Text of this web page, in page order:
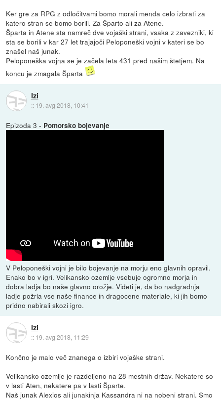
Ker gre za RPG z odločitvami bomo morali menda celo izbrati za
katero stran se bomo borili. Za Šparto ali za Atene.
Šparta in Atene sta namreč dve vojaški strani, vsaka z zavezniki, ki
sta se borili v kar 27 let trajajoči Peloponeški vojni v kateri se bo
znašel naš junak.
Peloponeška vojna se je začela leta 431 pred našim štetjem. Na
koncu je zmagala Šparta
Izi
:: 19. avg 2018, 10:41
Epizoda 3 - Pomorsko bojevanje
V Peloponeški vojni je bilo bojevanje na morju eno glavnih opravil.
Enako bo v igri. Velikansko ozemlje vsebuje ogromno morja in
dobra ladja bo naše glavno orožje. Videti je, da bo nadgradnja
ladje požrla vse naše finance in dragocene materiale, ki jih bomo
pridno nabirali skozi igro.
Izi
:: 19. avg 2018, 11:29
Končno je malo več znanega o izbiri vojaške strani.
Velikansko ozemlje je razdeljeno na 28 mestnih držav. Nekatere so
v lasti Aten, nekatere pa v lasti Šparte.
Naš junak Alexios ali junakinja Kassandra ni na nobeni strani. Smo